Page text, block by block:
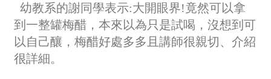
幼教系的謝同學表示:大開眼界!竟然可以拿
到一整罐梅醋，本來以為只是試喝，沒想到可
以自己釀，梅醋好處多多且講師很親切、介紹
很詳細。